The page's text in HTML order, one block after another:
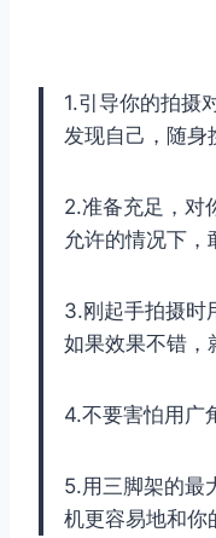
1.引导你的拍摄
发现自己，随身
2.准备充足，对
允许的情况下，
3.刚起手拍摄时
如果效果不错，
4.不要害怕用广
5.用三脚架的
机更容易地和你